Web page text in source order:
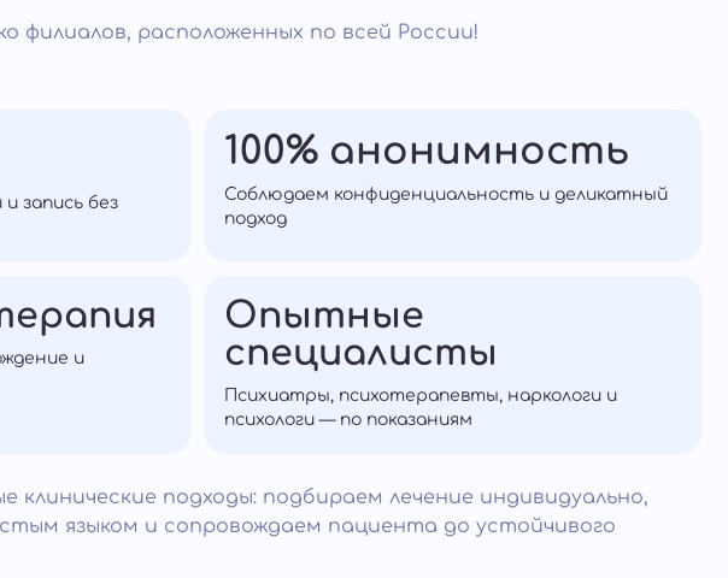
филиалов, расположенных по всей России!
запись без
100% анонимность
Соблюдаем конфиденциальность и деликатный
подход
и
Опытные
специалисты
Психиатры, психотерапевты, наркологи и
психологи — по показаниям
клинические подходы: подбираем лечение индивидуально,
языком и сопровождаем пациента до устойчивого